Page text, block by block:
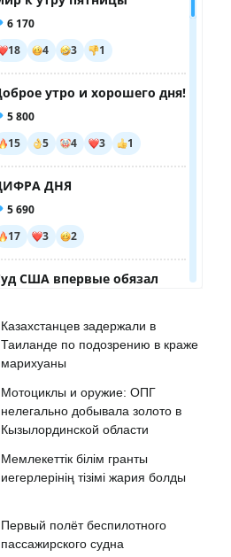
Казахстанцев задержали в
Таиланде по подозрению в краже
марихуаны
Мотоциклы и оружие: ОПГ
нелегально добывала золото в
Кызылординской области
Мемлекеттік білім гранты
иегерлерінің тізімі жария болды
Первый полёт беспилотного
пассажирского судна